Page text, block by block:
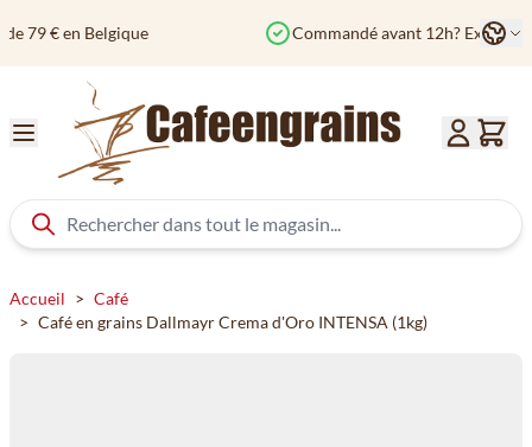
Commandé avant 12h? Expédié aujourd'hui
Accueil > Café
> Café en grains Dallmayr Crema d'Oro INTENSA (1kg)